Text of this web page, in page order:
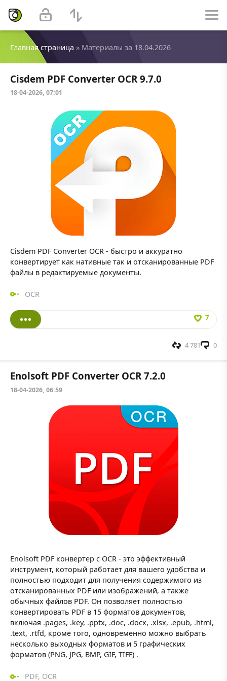
Главная страница » Материалы за 18.04.2026
Cisdem PDF Converter OCR 9.7.0
18-04-2026, 07:01
Cisdem PDF Converter OCR - быстро и аккуратно
конвертирует как нативные так и отсканированные PDF
файлы в редактируемые документы.
OCR
7
0
4 781
Enolsoft PDF Converter OCR 7.2.0
18-04-2026, 06:59
Enolsoft PDF конвертер с OCR - это эффективный
инструмент, который работает для вашего удобства и
полностью подходит для получения содержимого из
отсканированных PDF или изображений, а также
обычных файлов PDF. Он позволяет полностью
конвертировать PDF в 15 форматов документов,
включая .pages, .key, .pptx, .doc, .docx, .xlsx, .epub, .html,
.text, .rtfd, кроме того, одновременно можно выбрать
несколько выходных форматов и 5 графических
форматов (PNG, JPG, BMP, GIF, TIFF) .
PDF, OCR